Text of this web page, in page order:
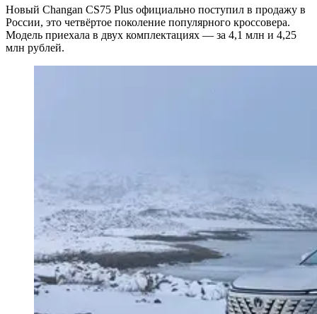
Новый Changan CS75 Plus официально поступил в продажу в
России, это четвёртое поколение популярного кроссовера.
Модель приехала в двух комплектациях — за 4,1 млн и 4,25
млн рублей.